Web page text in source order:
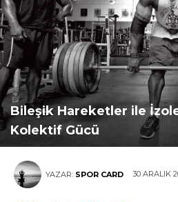
Bileşik Hareketler ile
Kolektif Gücü
YAZAR: SPOR CARD 30 ARALIK